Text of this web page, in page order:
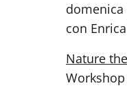
domenica
con
Nature